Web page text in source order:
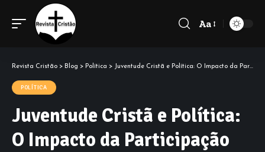
Font
Aa
Revista Cristão > Blog > Política > Juventude Cristã e Política: O Impacto da Participação no The Send Brasil 2026
POLÍTICA
Juventude Cristã e Política:
O Impacto da Participação